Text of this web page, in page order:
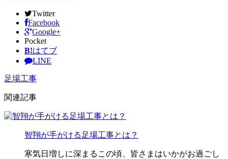
Twitter
Facebook
Google+
Pocket
B!はてブ
LINE
足場工事
関連記事
智翔が手がける足場工事とは？
寒気日増しに深まるこの頃、皆さまはいかがお過ごし